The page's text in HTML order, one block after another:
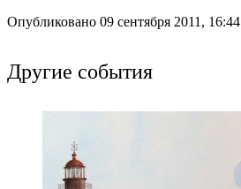
Опубликовано 09 сентября 2011, 16:44
Другие события